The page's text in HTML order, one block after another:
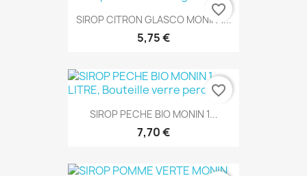
SIROP CITRON GLASCO MONIN 1...
5,75 €
favorite_border
SIROP PECHE BIO MONIN 1...
7,70 €
favorite_border